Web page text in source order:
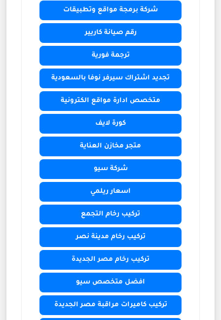
شركة برمجة مواقع وتطبيقات
رقم صيانة كاريير
ترجمة فورية
تجديد اشتراك سيرفر نوفا بالسعودية
متخصص ادارة مواقع الكترونية
كورة لايف
متجر مخازن العناية
شركة سيو
اسعار ريلمي
تركيب رخام التجمع
تركيب رخام مدينة نصر
تركيب رخام مصر الجديدة
افضل متخصص سيو
تركيب كاميرات مراقبة مصر الجديدة